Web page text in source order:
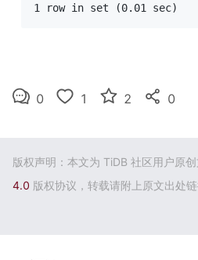
0 1 2 0
版权声明：本文为 TiDB 社区用户原
4.0 版权协议，转载请附上原文出处链